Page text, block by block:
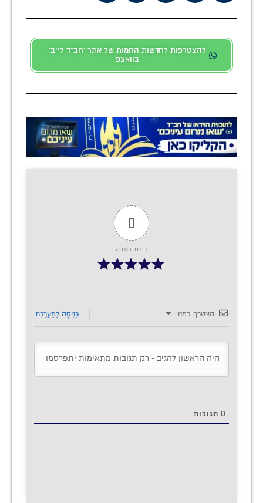
להצטרפות לחדשות החמות של אתר 'חב"ד לייב'
בוואצפ
0
דירוג כתבה
הצטרף כמנוי כְּנִיסָה לַמַעֲרֶכֶת
0 תגובות